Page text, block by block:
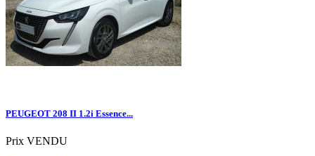
PEUGEOT 208 II 1.2i Essence...
Prix VENDU